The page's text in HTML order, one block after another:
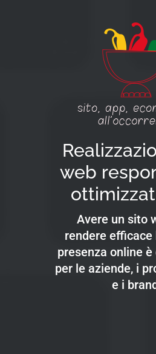
web
Avere un sito
rendere efficace
presenza online
per le aziende, i
e i